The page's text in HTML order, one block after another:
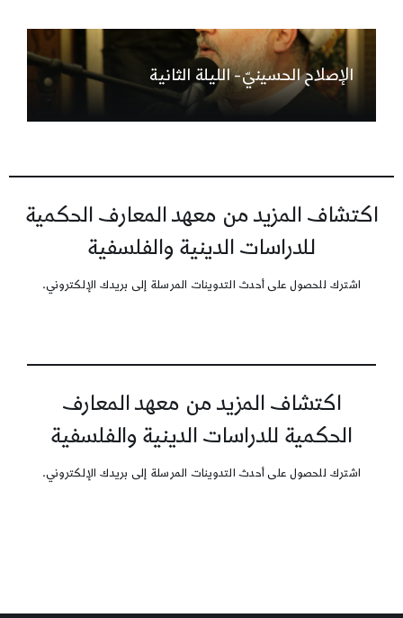
الإصلاح الحسينيّ- الليلة الثانية
اكتشاف المزيد من معهد المعارف الحكمية
للدراسات الدينية والفلسفية
اشترك للحصول على أحدث التدوينات المرسلة إلى بريدك الإلكتروني.
اكتشاف المزيد من معهد المعارف
الحكمية للدراسات الدينية والفلسفية
اشترك للحصول على أحدث التدوينات المرسلة إلى بريدك الإلكتروني.